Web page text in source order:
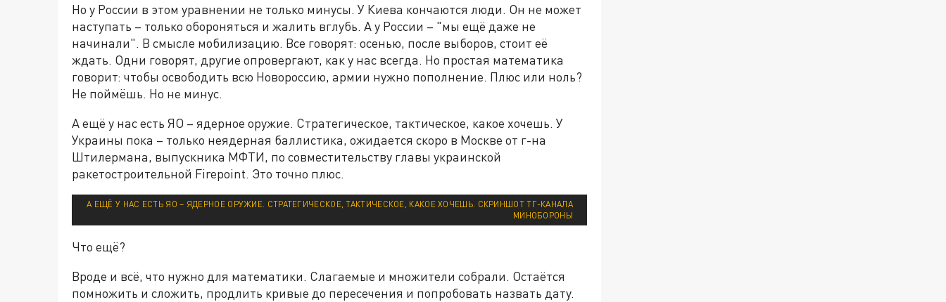
Но у России в этом уравнении не только минусы. У Киева кончаются люди. Он не может
наступать – только обороняться и жалить вглубь. А у России – "мы ещё даже не
начинали". В смысле мобилизацию. Все говорят: осенью, после выборов, стоит её
ждать. Одни говорят, другие опровергают, как у нас всегда. Но простая математика
говорит: чтобы освободить всю Новороссию, армии нужно пополнение. Плюс или ноль?
Не поймёшь. Но не минус.
А ещё у нас есть ЯО – ядерное оружие. Стратегическое, тактическое, какое хочешь. У
Украины пока – только неядерная баллистика, ожидается скоро в Москве от г-на
Штилермана, выпускника МФТИ, по совместительству главы украинской
ракетостроительной Firepoint. Это точно плюс.
А ЕЩЁ У НАС ЕСТЬ ЯО – ЯДЕРНОЕ ОРУЖИЕ. СТРАТЕГИЧЕСКОЕ, ТАКТИЧЕСКОЕ, КАКОЕ ХОЧЕШЬ. СКРИНШОТ ТГ-КАНАЛА
МИНОБОРОНЫ
Что ещё?
Вроде и всё, что нужно для математики. Слагаемые и множители собрали. Остаётся
помножить и сложить, продлить кривые до пересечения и попробовать назвать дату.